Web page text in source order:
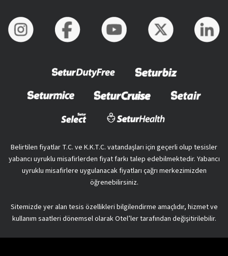
Belirtilen fiyatlar T.C. ve K.K.T.C. vatandaşları için geçerli olup tesisler
yabancı uyruklu misafirlerden fiyat farkı talep edebilmektedir. Yabancı
uyruklu misafirlere uygulanacak fiyatları çağrı merkezimizden
öğrenebilirsiniz.
Sitemizde yer alan tesis özellikleri bilgilendirme amaçlıdır, hizmet ve
kullanım saatleri dönemsel olarak Otel’ler tarafından değişitirilebilir.